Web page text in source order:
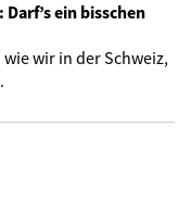
ein bisschen
wir in der Schweiz,